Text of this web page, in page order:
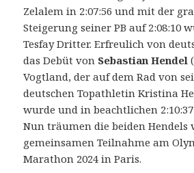
Zelalem in 2:07:56 und mit der
Steigerung seiner PB auf 2:08:10
Tesfay Dritter. Erfreulich von
das Debüt von Sebastian Hendel
Vogtland, der auf dem Rad von
deutschen Topathletin Kristina
wurde und in beachtlichen
Nun träumen die beiden Hendels
gemeinsamen Teilnahme am
Marathon 2024 in Paris.